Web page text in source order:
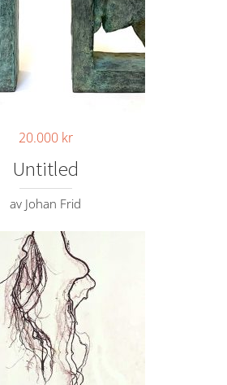
20.000 kr
Untitled
av Johan Frid